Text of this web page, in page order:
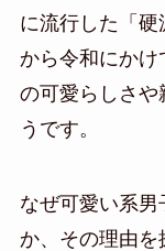
に流行した「
から令和にかけ
の可愛らしさや
うです。
なぜ可愛い系
か、その理由